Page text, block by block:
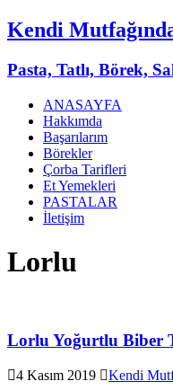
Kendi
Pasta, Tatlı, Börek,
ANASAYFA
Hakkımda
Başarılarım
Börekler
Çorba Tarifleri
Et Yemekleri
PASTALAR
İletişim
Lorlu
Lorlu Yoğurtlu Biber
4 Kasım 2019 Kendi